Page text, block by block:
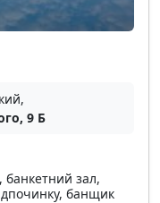
9 Б
банкетний зал,
банщик